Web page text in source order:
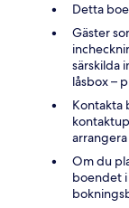
Detta
Gäster
särskilda
låsbox –
Kontakta
Om du
boendet